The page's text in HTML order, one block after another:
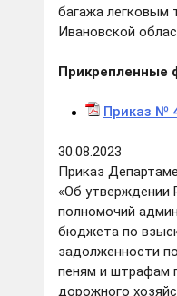
багажа легковым
Ивановской
Прикрепленные
Приказ №
30.08.2023
Приказ
«Об утверждении
полномочий
бюджета по
задолженности
пеням и штрафам
дорожного